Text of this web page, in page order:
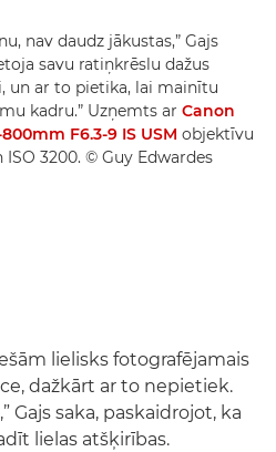
nav daudz jākustas,” Gajs
savu ratiņkrēslu dažus
un ar to pietika, lai mainītu
kadru.” Uzņemts ar Canon
F6.3-9 IS USM objektīvu
3200. © Guy Edwardes
lielisks fotografējamais
dažkārt ar to nepietiek.
Gajs saka, paskaidrojot, ka
lielas atšķirības.